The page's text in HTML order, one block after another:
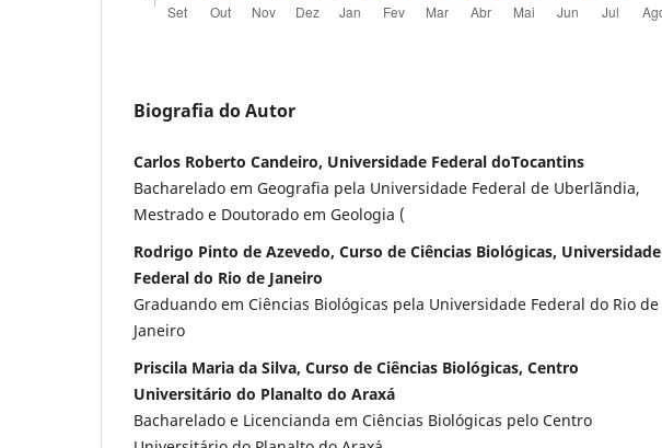
Biografia do Autor
Carlos Roberto Candeiro, Universidade Federal doTocantins
Bacharelado em Geografia pela Universidade Federal de Uberlãndia,
Mestrado e Doutorado em Geologia (
Rodrigo Pinto de Azevedo, Curso de Ciências Biológicas, Universidade
Federal do Rio de Janeiro
Graduando em Ciências Biológicas pela Universidade Federal do Rio de
Janeiro
Priscila Maria da Silva, Curso de Ciências Biológicas, Centro
Universitário do Planalto do Araxá
Bacharelado e Licencianda em Ciências Biológicas pelo Centro